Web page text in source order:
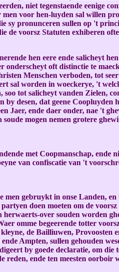
niet tegenstaende eenige
voor hen-luyden sal willen
sy pronunceren sullen op 't
de voorsz Statuten exhiberen
hen eere ende salicheyt
oft distinctie te
Menschen verboden, tot
sal worden in woeckerye, 't
tot salicheyt vanden Zielen,
desen, dat geene
ende daer onder, nae 't
mogen nemen grotere
met Coopmanschap, ende
van confiscatie van 't
gebruykt in onse Landen,
doen moeten om de
over souden worden
omme begeerende totter
de Bailliuwen,
Ampten, sullen gehouden
by goede declaratie, om die
ende ten meesten